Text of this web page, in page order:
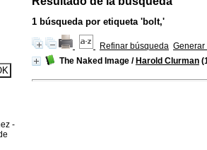
1 búsqueda por etiqueta 'bolt,'
Refinar búsqueda Generar
The Naked Image / Harold Clurman
-